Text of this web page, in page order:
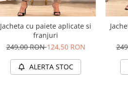
Jacheta cu paiete aplicate si
franjuri
249,00 RON124,50 RON
ALERTA STOC